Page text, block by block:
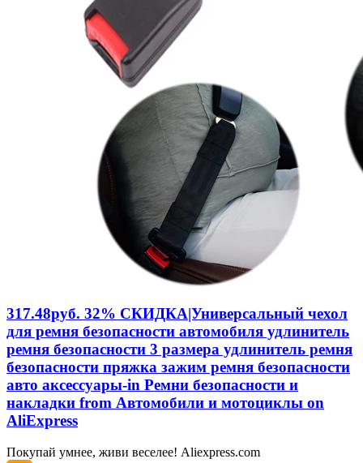
317.48руб. 32% СКИДКА|Универсальный чехол
для ремня безопасности автомобиля удлинитель
ремня безопасности 3 размера удлинитель ремня
безопасности пряжка зажим ремня безопасности
авто аксессуары-in Ремни безопасности и
накладки from Автомобили и мотоциклы on
AliExpress
Покупай умнее, живи веселее! Aliexpress.com